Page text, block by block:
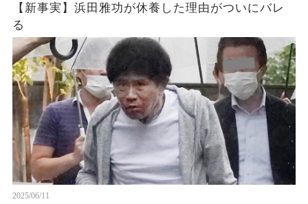
【新事実】浜田雅功が休養した理由がついにバレ
る
2025/06/11